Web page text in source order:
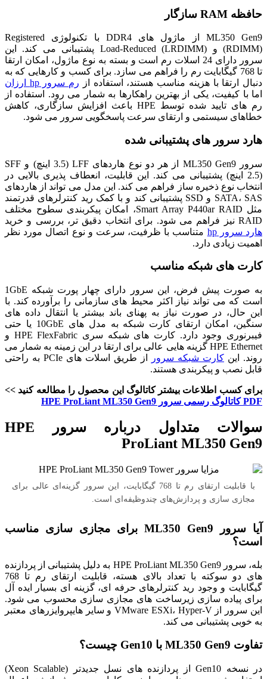
حافظه RAM سازگار
ML350 Gen9 از ماژول‌ های DDR4 با تکنولوژی Registered
(RDIMM) و Load-Reduced (LRDIMM) پشتیبانی می‌ کند. این
سرور دارای 24 اسلات رم است و بسته به نوع ماژول، امکان ارتقا
تا 768 گیگابایت رم را فراهم می‌ سازد. برای کسب و کارهایی که به
دنبال ارتقا با هزینه مناسب هستند، استفاده از رم سرور hp ارزان
اما با کیفیت، یکی از بهترین راهکارها به شمار می‌ رود. استفاده از
رم‌ های تایید شده توسط HPE باعث افزایش سازگاری، کاهش
خطاهای سیستمی و ارتقای سرعت پاسخگویی سرور می‌ شود.
هارد سرور های پشتیبانی شده
سرور ML350 Gen9 از هر دو نوع هاردهای LFF (3.5 اینچ) و SFF
(2.5 اینچ) پشتیبانی می‌ کند. این قابلیت، انعطاف‌ پذیری بالایی در
انتخاب نوع ذخیره‌ ساز فراهم می‌ کند. این مدل می‌ تواند از هاردهای
SATA، SAS و SSD پشتیبانی کند و با کمک رید کنترلرهای قدرتمند
مثل Smart Array P440ar RAID، امکان پیکربندی سطوح مختلف
RAID نیز فراهم می‌ شود. برای انتخاب دقیق‌ تر، بررسی و خرید
هارد سرور hp
متناسب با ظرفیت، سرعت و نوع اتصال مورد نظر
اهمیت زیادی دارد.
کارت های شبکه مناسب
به صورت پیش فرض، این سرور دارای چهار پورت شبکه 1GbE
است که می‌ تواند نیاز اکثر محیط‌ های سازمانی را برآورده کند. با
این حال، در صورت نیاز به پهنای باند بیشتر یا انتقال داده‌ های
سنگین، امکان ارتقای کارت شبکه به مدل‌ های 10GbE یا حتی
فیبرنوری وجود دارد. کارت‌ های شبکه سری HPE FlexFabric و
HPE Ethernet گزینه‌ هایی عالی برای ارتقا در این زمینه به شمار می‌
روند. این کارت‌ شبکه سرور
از طریق اسلات‌ های PCIe به راحتی
قابل نصب و پیکربندی هستند.
برای کسب اطلاعات بیشتر کاتالوگ این محصول را مطالعه کنید >>
PDF کاتالوگ رسمی سرور HPE ProLiant ML350 Gen9
سوالات متداول درباره سرور HPE
ProLiant ML350 Gen9
با قابلیت ارتقای رم تا 768 گیگابایت، این سرور گزینه‌ای عالی برای
مجازی سازی و پردازش‌های چندوظیفه‌ای است.
آیا سرور ML350 Gen9 برای مجازی سازی مناسب
است؟
بله، سرور HPE ProLiant ML350 Gen9 به دلیل پشتیبانی از پردازنده‌
های دو سوکته با تعداد بالای هسته، قابلیت ارتقای رم تا 768
گیگابایت و وجود رید کنترلرهای حرفه‌ ای، گزینه‌ ای بسیار ایده‌ آل
برای پیاده‌ سازی زیرساخت‌ های مجازی سازی محسوب می‌ شود.
این سرور از VMware ESXi، Hyper-V و سایر هایپروایزرهای معتبر
به خوبی پشتیبانی می‌ کند.
تفاوت ML350 Gen9 با Gen10 چیست؟
در نسخه Gen10 از پردازنده‌ های نسل جدیدتر (Xeon Scalable)